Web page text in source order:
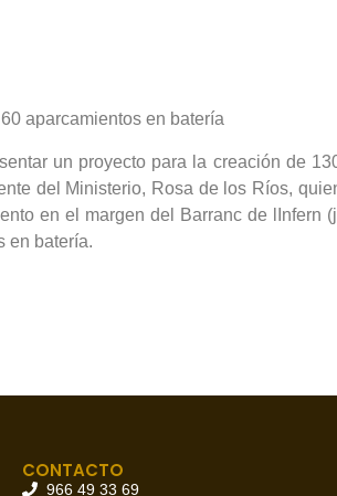
aparcamientos en batería
un proyecto para la creación de
del Ministerio, Rosa de los Ríos,
en el margen del Barranc de lInfern
en batería.
CONTACTO
966 49 33 69